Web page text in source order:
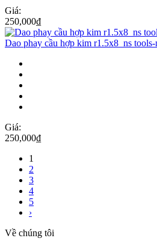
Giá:
250,000₫
Dao phay cầu hợp kim r1.5x8_ns
Giá:
250,000₫
1
2
3
4
5
›
Về chúng tôi